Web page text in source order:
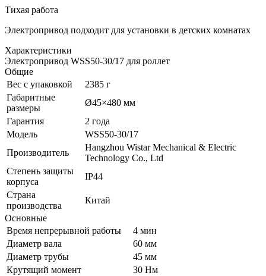
Тихая работа
Электропривод подходит для установки в детских комнатах
Характеристики
Электропривод WSS50-30/17 для роллет
Общие
Вес с упаковкой
2385 г
Габаритные
размеры
Ø45×480 мм
Гарантия
2 года
Модель
WSS50-30/17
Производитель
Hangzhou Wistar Mechanical & Electric
Technology Co., Ltd
Степень защиты
корпуса
IP44
Страна
производства
Китай
Основные
Время непрерывной работы
4 мин
Диаметр вала
60 мм
Диаметр трубы
45 мм
Крутящий момент
30 Нм